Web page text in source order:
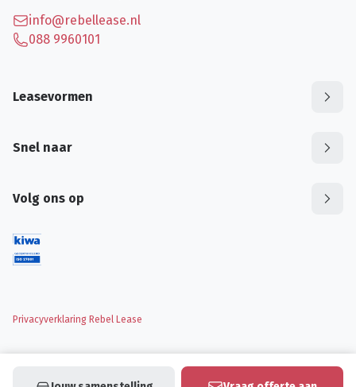
info@rebellease.nl
088 9960101
Leasevormen
Snel naar
Volg ons op
Privacyverklaring Rebel Lease